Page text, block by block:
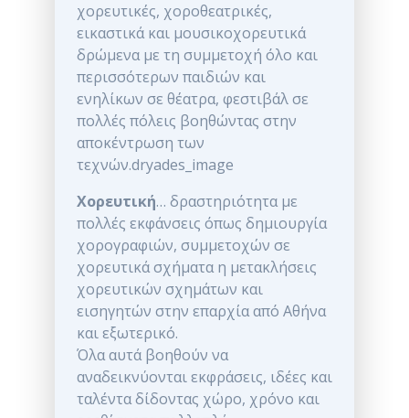
χορευτικές, χοροθεατρικές,
εικαστικά και μουσικοχορευτικά
δρώμενα με τη συμμετοχή όλο και
περισσότερων παιδιών και
ενηλίκων σε θέατρα, φεστιβάλ σε
πολλές πόλεις βοηθώντας στην
αποκέντρωση των
τεχνών.dryades_image
Χορευτική… δραστηριότητα με
πολλές εκφάνσεις όπως δημιουργία
χορογραφιών, συμμετοχών σε
χορευτικά σχήματα η μετακλήσεις
χορευτικών σχημάτων και
εισηγητών στην επαρχία από Αθήνα
και εξωτερικό.
Όλα αυτά βοηθούν να
αναδεικνύονται εκφράσεις, ιδέες και
ταλέντα δίδοντας χώρο, χρόνο και